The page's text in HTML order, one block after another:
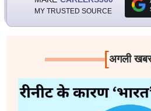
MY TRUSTED SOURCE
[अगली